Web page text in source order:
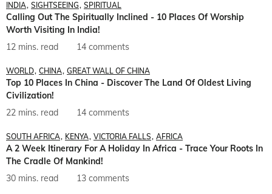
INDIA SIGHTSEEING SPIRITUAL
Calling Out The Spiritually Inclined - 10 Places Of Worship
Worth Visiting In India!
12 mins. read
14 comments
WORLD CHINA GREAT WALL OF CHINA
Top 10 Places In China - Discover The Land Of Oldest Living
Civilization!
22 mins. read
14 comments
SOUTH AFRICA KENYA VICTORIA FALLS AFRICA
A 2 Week Itinerary For A Holiday In Africa - Trace Your Roots In
The Cradle Of Mankind!
30 mins. read
13 comments